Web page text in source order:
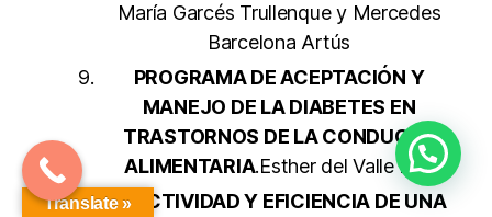
María Garcés Trullenque y Mercedes
Barcelona Artús
PROGRAMA DE ACEPTACIÓN Y
MANEJO DE LA DIABETES EN
TRASTORNOS DE LA CONDUCTA
ALIMENTARIA.Esther del Valle Rey
EFECTIVIDAD Y EFICIENCIA DE UNA
Translate »